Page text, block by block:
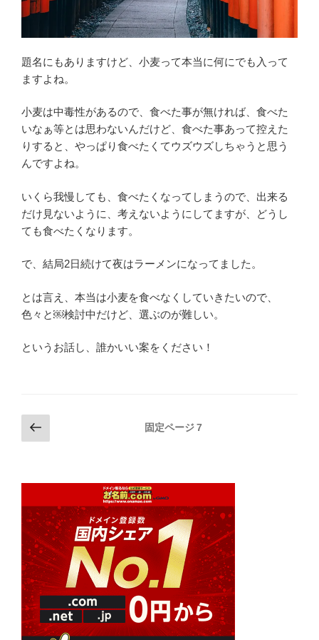
に
期
さ
れ
く
な
っ
て
ら、
色々
と
ポ
ト
と
り
て
が、
ダ
メ”
の
題名にもありますけど、小麦って本当に何にでも入って
ますよね。
小麦は中毒性があるので、食べた事が無ければ、食べた
いなぁ等とは思わないんだけど、食べた事あって控えた
りすると、やっぱり食べたくてウズウズしちゃうと思う
んですよね。
いくら我慢しても、食べたくなってしまうので、出来る
だけ見ないように、考えないようにしてますが、どうし
ても食べたくなります。
で、結局2日続けて夜はラーメンになってました。
とは言え、本当は小麦を食べなくしていきたいので、
色々と￼検討中だけど、選ぶのが難しい。
というお話し、誰かいい案をください！
投
稿
ペ
ー
ジ
送
り
前
の
固定ページ7